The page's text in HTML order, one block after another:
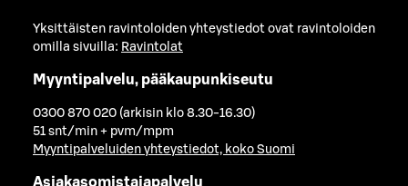
Yksittäisten ravintoloiden yhteystiedot ovat ravintoloiden
omilla sivuilla: Ravintolat
Myyntipalvelu, pääkaupunkiseutu
0300 870 020 (arkisin klo 8.30-16.30)
51 snt/min + pvm/mpm
Myyntipalveluiden yhteystiedot, koko Suomi
Asiakasomistajapalvelu